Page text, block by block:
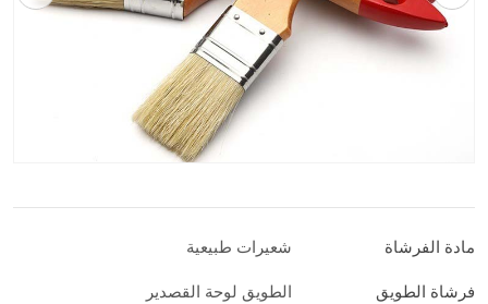
مادة الفرشاة شعيرات طبيعية
فرشاة الطويق الطويق لوحة القصدير